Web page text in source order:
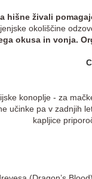
hišne živali
okoliščine
okusa in vonja.
konoplje - za
učinke pa v zadnjih
kapljice